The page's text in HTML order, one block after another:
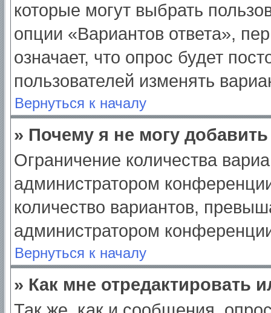
которые могут выбрать
опции «Вариантов ответа»,
означает, что опрос будет
пользователей изменять
Вернуться к началу
» Почему я не могу
Ограничение количества
администратором
количество вариантов,
администратором
Вернуться к началу
» Как мне отредактировать